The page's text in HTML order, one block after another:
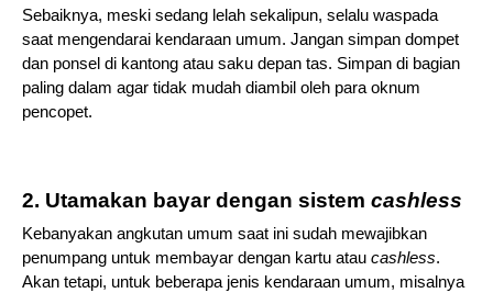
Sebaiknya, meski sedang lelah sekalipun, selalu waspada
saat mengendarai kendaraan umum. Jangan simpan dompet
dan ponsel di kantong atau saku depan tas. Simpan di bagian
paling dalam agar tidak mudah diambil oleh para oknum
pencopet.
2. Utamakan bayar dengan sistem cashless
Kebanyakan angkutan umum saat ini sudah mewajibkan
penumpang untuk membayar dengan kartu atau cashless.
Akan tetapi, untuk beberapa jenis kendaraan umum, misalnya